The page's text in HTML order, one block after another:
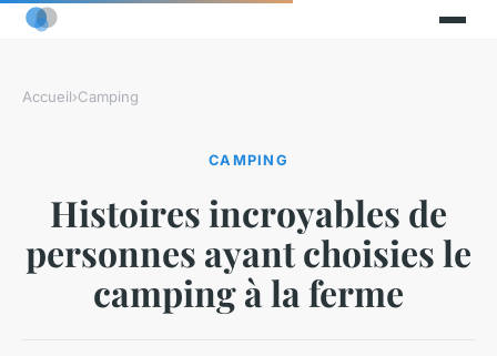
Accueil›Camping
CAMPING
Histoires incroyables de
personnes ayant choisies le
camping à la ferme